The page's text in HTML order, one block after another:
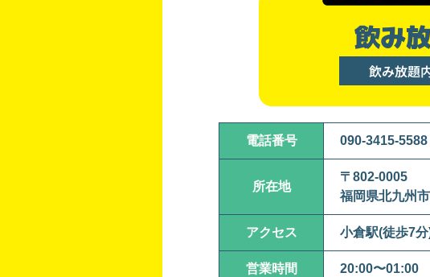
飲み
飲み放題
電話番号 090-3415-5588
所在地
〒802-0005
福岡県北九州
アクセス 小倉駅(徒歩7
営業時間 20:00〜01:00